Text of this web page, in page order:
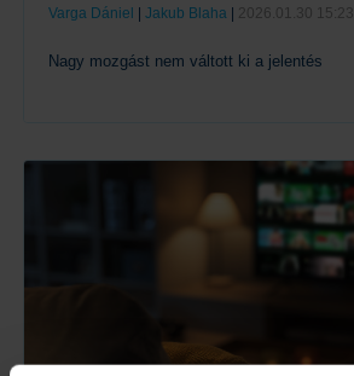
Varga Dániel | Jakub Blaha | 2026.01.30 15:23
Nagy mozgást nem váltott ki a jelentés